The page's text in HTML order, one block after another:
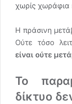
χωρίς χωράφια
Η πράσινη
Ούτε τόσο
είναι ούτε
Το
δίκτυο